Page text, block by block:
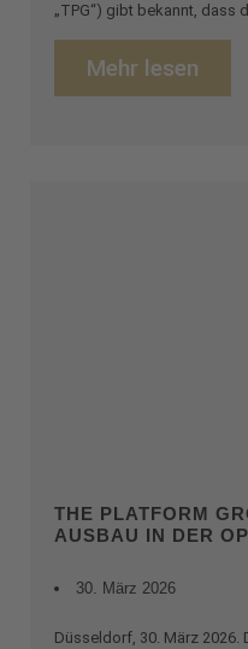
„TPG“) gibt bekannt, dass
Mehr lesen
THE PLATFORM
AUSBAU IN DER
30. März 2026
Düsseldorf, 30. März 2026.